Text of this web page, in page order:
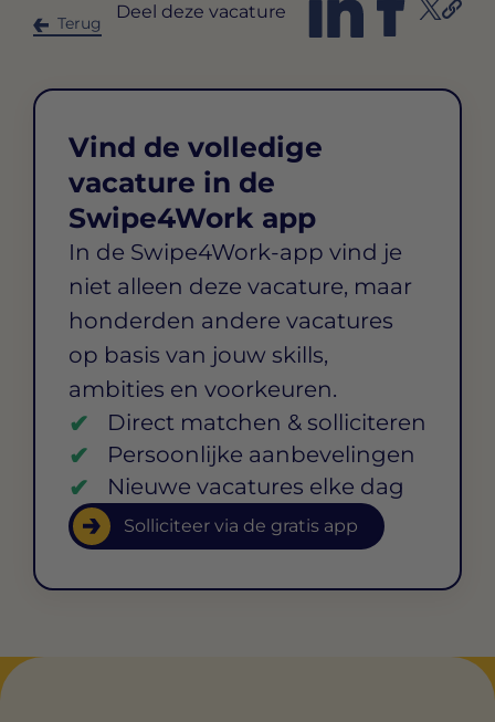
Terug
Deel deze vacature
Vind de volledige
vacature in de
Swipe4Work app
In de Swipe4Work-app vind je
niet alleen deze vacature, maar
honderden andere vacatures
op basis van jouw skills,
ambities en voorkeuren.
Direct matchen & solliciteren
Persoonlijke aanbevelingen
Nieuwe vacatures elke dag
Solliciteer via de gratis app